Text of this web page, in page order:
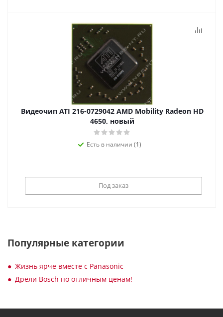
Видеочип ATI 216-0729042 AMD Mobility Radeon HD
4650, новый
Есть в наличии (1)
Под заказ
Популярные категории
Жизнь ярче вместе с Panasonic
Дрели Bosch по отличным ценам!